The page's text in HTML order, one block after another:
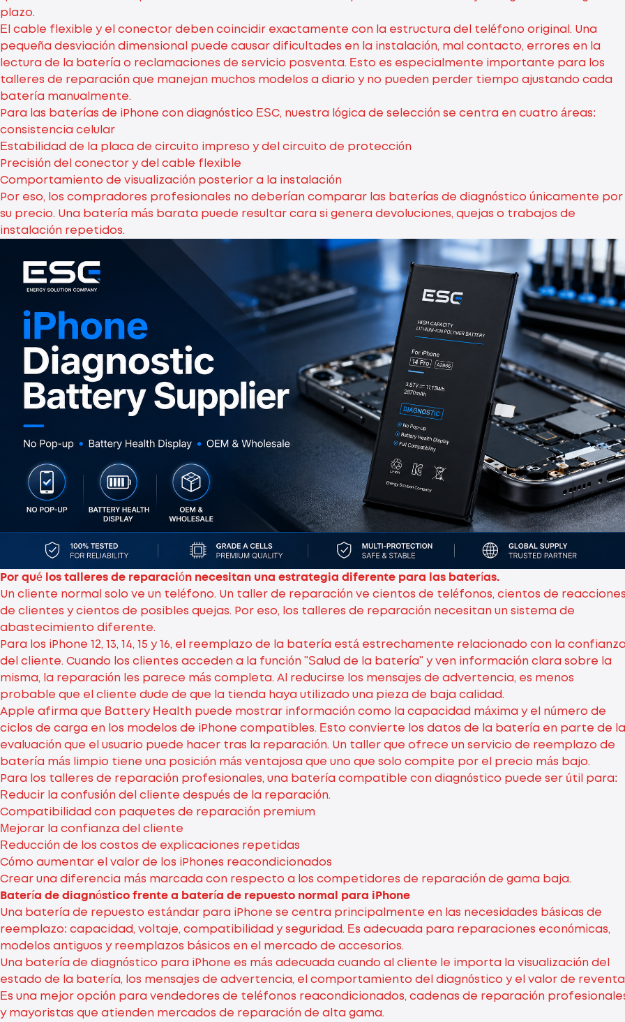
plazo.
El cable flexible y el conector deben coincidir exactamente con la estructura del teléfono original. Una
pequeña desviación dimensional puede causar dificultades en la instalación, mal contacto, errores en la
lectura de la batería o reclamaciones de servicio posventa. Esto es especialmente importante para los
talleres de reparación que manejan muchos modelos a diario y no pueden perder tiempo ajustando cada
batería manualmente.
Para las baterías de iPhone con diagnóstico ESC, nuestra lógica de selección se centra en cuatro áreas:
consistencia celular
Estabilidad de la placa de circuito impreso y del circuito de protección
Precisión del conector y del cable flexible
Comportamiento de visualización posterior a la instalación
Por eso, los compradores profesionales no deberían comparar las baterías de diagnóstico únicamente por
su precio. Una batería más barata puede resultar cara si genera devoluciones, quejas o trabajos de
instalación repetidos.
Por qué los talleres de reparación necesitan una estrategia diferente para las baterías.
Un cliente normal solo ve un teléfono. Un taller de reparación ve cientos de teléfonos, cientos de reacciones
de clientes y cientos de posibles quejas. Por eso, los talleres de reparación necesitan un sistema de
abastecimiento diferente.
Para los iPhone 12, 13, 14, 15 y 16, el reemplazo de la batería está estrechamente relacionado con la confianza
del cliente. Cuando los clientes acceden a la función "Salud de la batería" y ven información clara sobre la
misma, la reparación les parece más completa. Al reducirse los mensajes de advertencia, es menos
probable que el cliente dude de que la tienda haya utilizado una pieza de baja calidad.
Apple afirma que Battery Health puede mostrar información como la capacidad máxima y el número de
ciclos de carga en los modelos de iPhone compatibles. Esto convierte los datos de la batería en parte de la
evaluación que el usuario puede hacer tras la reparación. Un taller que ofrece un servicio de reemplazo de
batería más limpio tiene una posición más ventajosa que uno que solo compite por el precio más bajo.
Para los talleres de reparación profesionales, una batería compatible con diagnóstico puede ser útil para:
Reducir la confusión del cliente después de la reparación.
Compatibilidad con paquetes de reparación premium
Mejorar la confianza del cliente
Reducción de los costos de explicaciones repetidas
Cómo aumentar el valor de los iPhones reacondicionados
Crear una diferencia más marcada con respecto a los competidores de reparación de gama baja.
Batería de diagnóstico frente a batería de repuesto normal para iPhone
Una batería de repuesto estándar para iPhone se centra principalmente en las necesidades básicas de
reemplazo: capacidad, voltaje, compatibilidad y seguridad. Es adecuada para reparaciones económicas,
modelos antiguos y reemplazos básicos en el mercado de accesorios.
Una batería de diagnóstico para iPhone es más adecuada cuando al cliente le importa la visualización del
estado de la batería, los mensajes de advertencia, el comportamiento del diagnóstico y el valor de
Es una mejor opción para vendedores de teléfonos reacondicionados, cadenas de reparación
y mayoristas que atienden mercados de reparación de alta gama.